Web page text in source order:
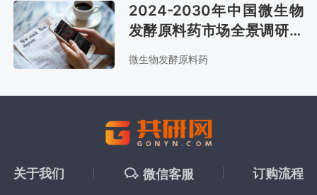
2024-2030年中国微生物
发酵原料药市场全景调研与
微生物发酵原料药
关于我们 微信客服 订购流程